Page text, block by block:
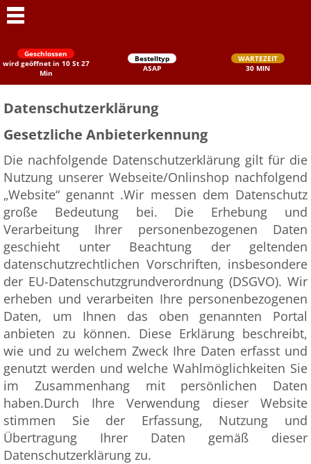
Geschlossen
wird geöffnet in 10 St 27
Min
Bestelltyp
ASAP
WARTEZEIT
30 MIN
Datenschutzerklärung
Gesetzliche Anbieterkennung
Die nachfolgende Datenschutzerklärung gilt für die
Nutzung unserer Webseite/Onlinshop nachfolgend
„Website“ genannt .Wir messen dem Datenschutz
große Bedeutung bei. Die Erhebung und
Verarbeitung Ihrer personenbezogenen Daten
geschieht unter Beachtung der geltenden
datenschutzrechtlichen Vorschriften, insbesondere
der EU-Datenschutzgrundverordnung (DSGVO). Wir
erheben und verarbeiten Ihre personenbezogenen
Daten, um Ihnen das oben genannten Portal
anbieten zu können. Diese Erklärung beschreibt,
wie und zu welchem Zweck Ihre Daten erfasst und
genutzt werden und welche Wahlmöglichkeiten Sie
im Zusammenhang mit persönlichen Daten
haben.Durch Ihre Verwendung dieser Website
stimmen Sie der Erfassung, Nutzung und
Übertragung Ihrer Daten gemäß dieser
Datenschutzerklärung zu.
Schließen